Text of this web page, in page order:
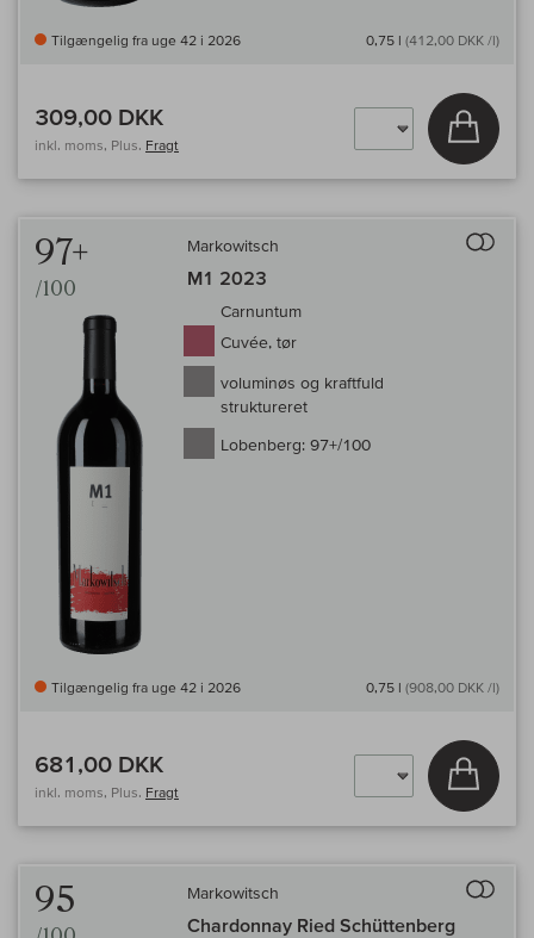
Tilgængelig fra uge 42 i 2026 0,75 l (412,00 DKK /l)
309,00 DKK
inkl. moms, Plus. Fragt
Læg i
97+
/100
Markowitsch
M1 2023
Carnuntum
Cuvée, tør
voluminøs og kraftfuld
struktureret
Lobenberg: 97+/100
Tilgængelig fra uge 42 i 2026 0,75 l (908,00 DKK /l)
681,00 DKK
inkl. moms, Plus. Fragt
Læg i
95 Markowitsch
Chardonnay Ried Schüttenberg